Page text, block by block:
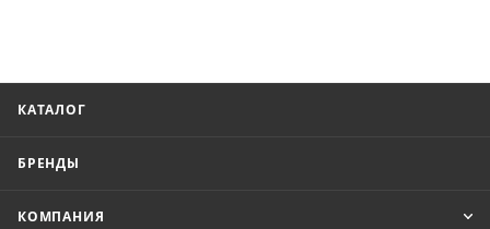
КАТАЛОГ
БРЕНДЫ
КОМПАНИЯ